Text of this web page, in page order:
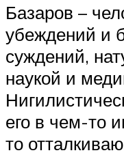
Базаров –
убеждений и
суждений,
наукой и
его в чем-то
то